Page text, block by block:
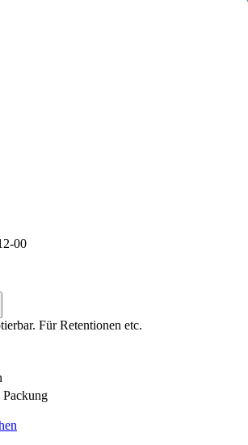
00
Für Retentionen etc.
Packung